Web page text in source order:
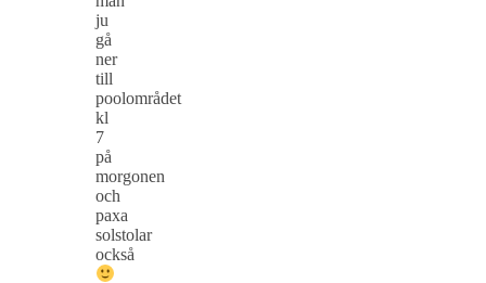
ju
gå
ner
till
poolområdet
kl
7
på
morgonen
och
paxa
solstolar
också